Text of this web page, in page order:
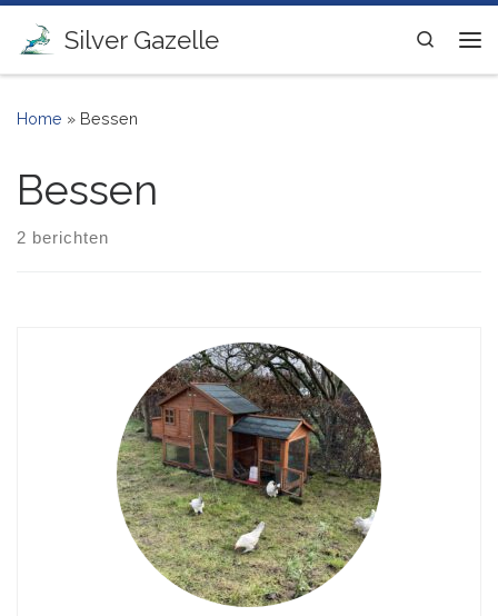
Ga naar inhoud
Silver Gazelle
Search
Home » Bessen
Bessen
2 berichten